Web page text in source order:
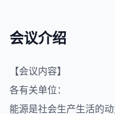
会议介绍
【会议内容】
各有关单位：
能源是社会生产生活的